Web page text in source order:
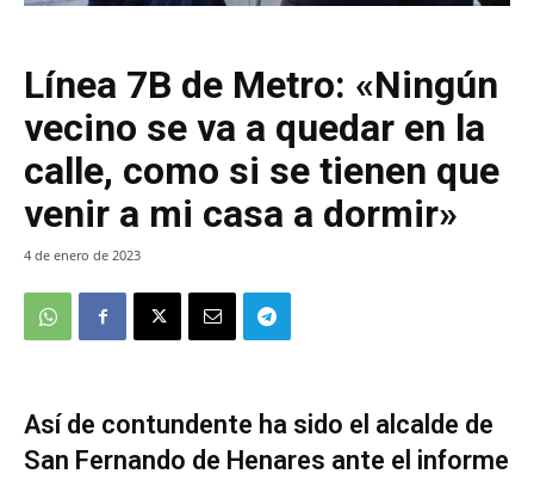
Línea 7B de Metro: «Ningún
vecino se va a quedar en la
calle, como si se tienen que
venir a mi casa a dormir»
4 de enero de 2023
Así de contundente ha sido el alcalde de
San Fernando de Henares ante el informe